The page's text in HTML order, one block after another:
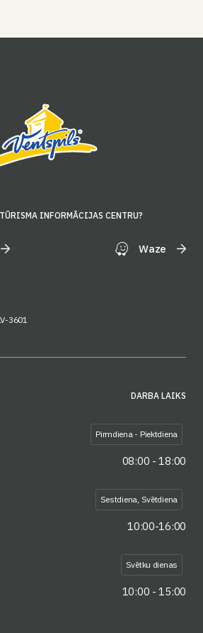
INFORMĀCIJAS CENTRU?
Waze
3601
DARBA LAIKS
Pirmdiena - Piektdiena
08:00 - 18:00
Sestdiena, Svētdiena
10:00-16:00
Svētku dienas
10:00 - 15:00